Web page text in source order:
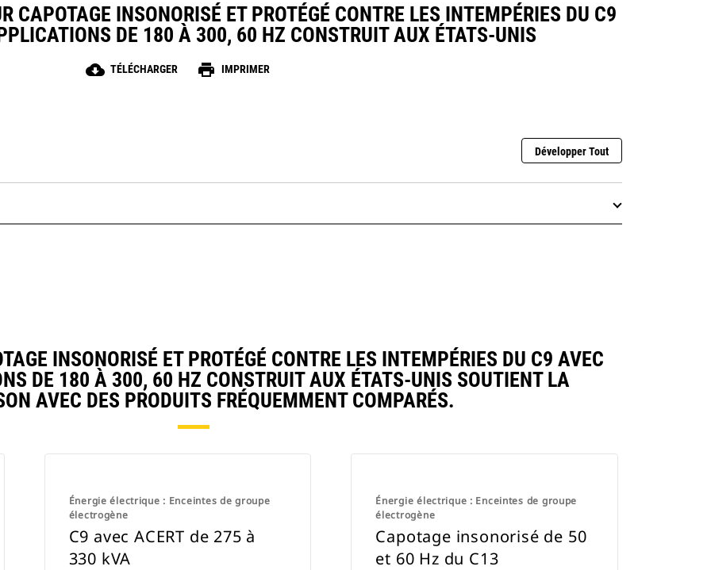
CAPOTAGE INSONORISÉ ET PROTÉGÉ CONTRE LES INTEMPÉRIES DU C9
DE 180 À 300, 60 HZ CONSTRUIT AUX ÉTATS-UNIS
cloud_download TÉLÉCHARGER print IMPRIMER
Développer Tout
INSONORISÉ ET PROTÉGÉ CONTRE LES INTEMPÉRIES DU C9 AVEC
DE 180 À 300, 60 HZ CONSTRUIT AUX ÉTATS-UNIS SOUTIENT LA
AVEC DES PRODUITS FRÉQUEMMENT COMPARÉS.
Énergie électrique : Enceintes de groupe
électrogène
C9 avec ACERT de 275 à
330 kVA
Énergie électrique : Enceintes de groupe
électrogène
Capotage insonorisé de 50
et 60 Hz du C13